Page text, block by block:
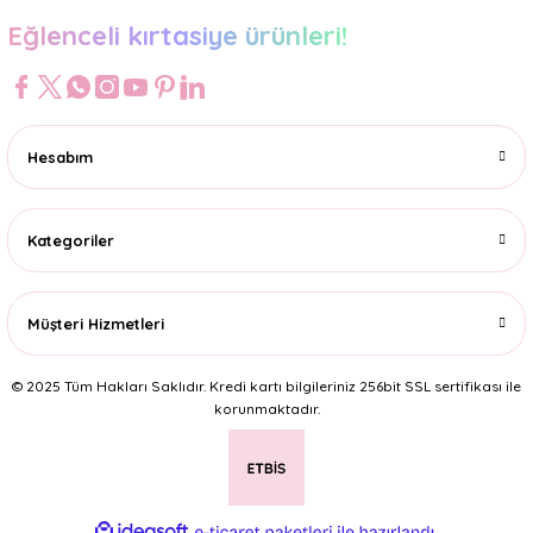
Eğlenceli kırtasiye ürünleri!
Hesabım
Kategoriler
Müşteri Hizmetleri
© 2025 Tüm Hakları Saklıdır. Kredi kartı bilgileriniz 256bit SSL sertifikası ile
korunmaktadır.